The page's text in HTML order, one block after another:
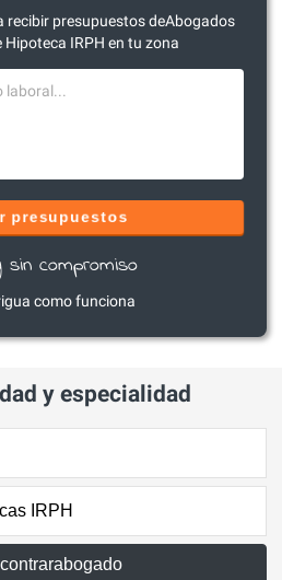
recibir presupuestos deAbogados
Hipoteca IRPH en tu zona
presupuestos
sin compromiso
como funciona
y especialidad